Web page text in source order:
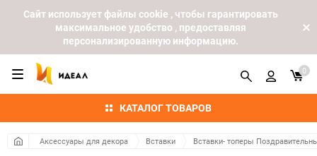
Cайт использует файлы cookie , чтобы гарантировать
максимальное удобство , предоставляя
персонализированную информацию.
КАТАЛОГ ТОВАРОВ
0
Аксессуары для декора Вставки Вставки- топеры